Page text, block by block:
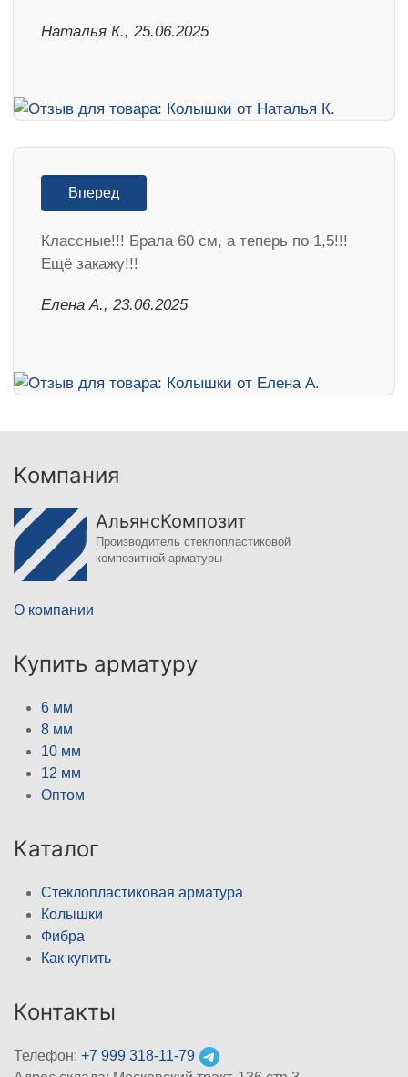
Наталья К., 25.06.2025
Вперед
Классные!!! Брала 60 см, а теперь по 1,5!!!
Ещё закажу!!!
Елена А., 23.06.2025
Компания
АльянсКомпозит
Производитель стеклопластиковой
композитной арматуры
О компании
Купить арматуру
6 мм
8 мм
10 мм
12 мм
Оптом
Каталог
Стеклопластиковая арматура
Колышки
Фибра
Как купить
Контакты
Телефон: +7 999 318-11-79